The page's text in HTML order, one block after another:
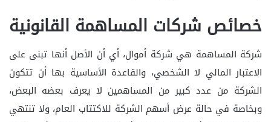
خصائص شركات المساهمة القانونية
شركة المساهمة هي شركة أموال، أي أن الأصل أنها تبنى على
الاعتبار المالي لا الشخصي، والقاعدة الأساسية بها أن تتكون
الشركة من عدد كبير من المساهمين لا يعرف بعضه البعض،
وبخاصة في حالة عرض أسهم الشركة للاكتتاب العام، ولا تنتهي